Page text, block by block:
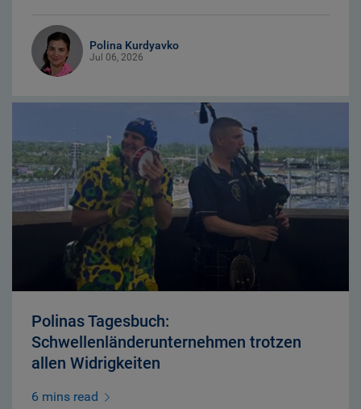
Polina Kurdyavko
Jul 06, 2026
Polinas Tagesbuch:
Schwellenländerunternehmen trotzen
allen Widrigkeiten
6 mins read